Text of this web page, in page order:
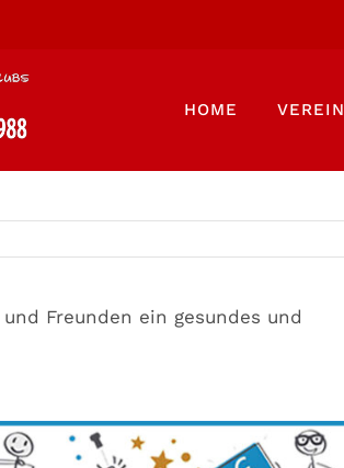
HOME VEREIN
Freunden ein gesundes und